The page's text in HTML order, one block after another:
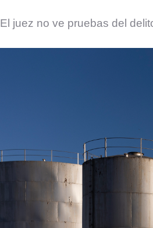
El juez no ve pruebas del